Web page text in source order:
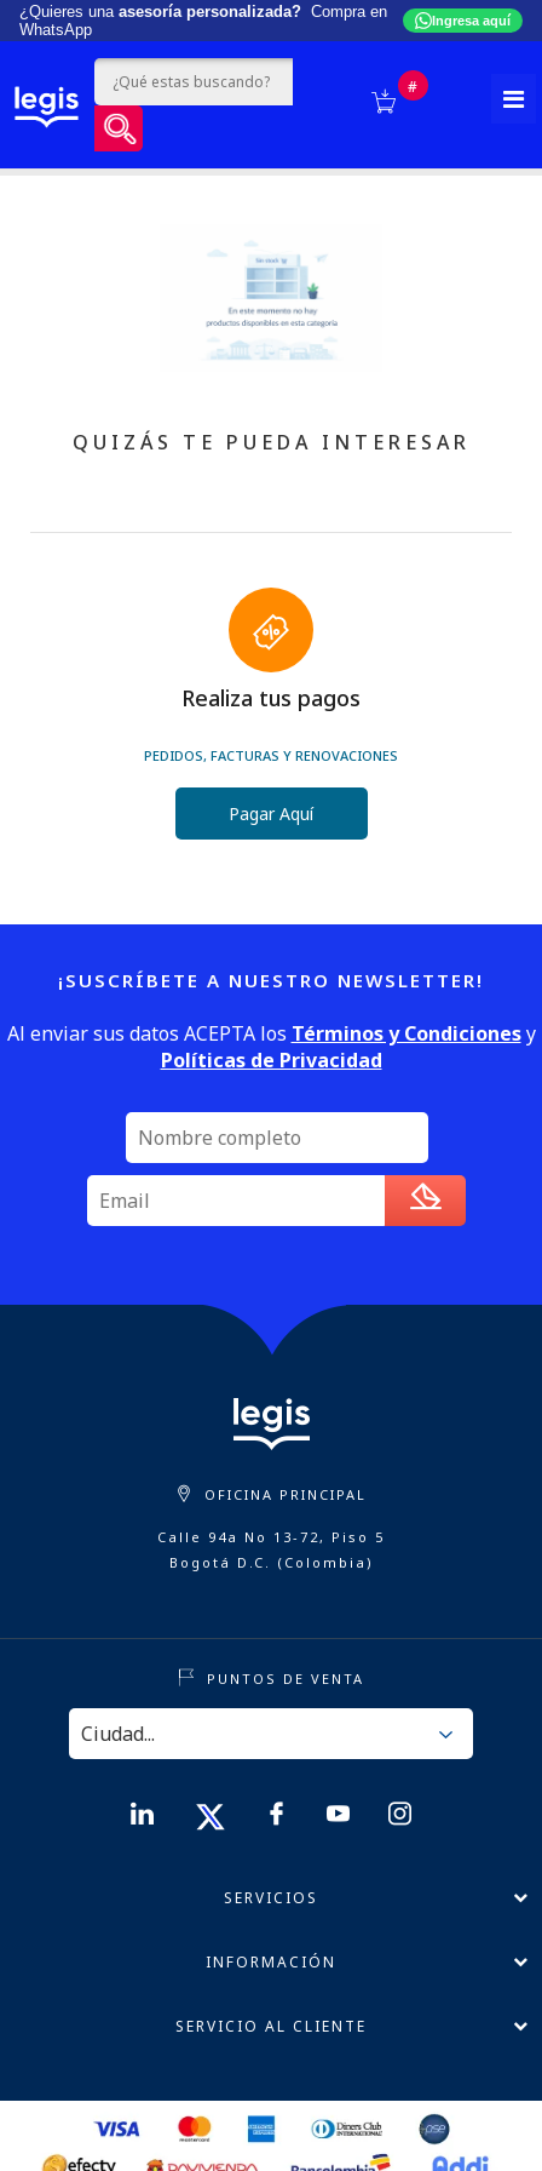
¿Quieres una asesoría personalizada? Compra en
WhatsApp
Ingresa aquí
#
QUIZÁS TE PUEDA INTERESAR
Realiza tus pagos
PEDIDOS, FACTURAS Y RENOVACIONES
Pagar Aquí
¡SUSCRÍBETE A NUESTRO NEWSLETTER!
Al enviar sus datos ACEPTA los Términos y Condicionesy
Políticas de Privacidad
OFICINA PRINCIPAL
Calle 94a No 13-72, Piso 5
Bogotá D.C. (Colombia)
PUNTOS DE VENTA
SERVICIOS
INFORMACIÓN
SERVICIO AL CLIENTE